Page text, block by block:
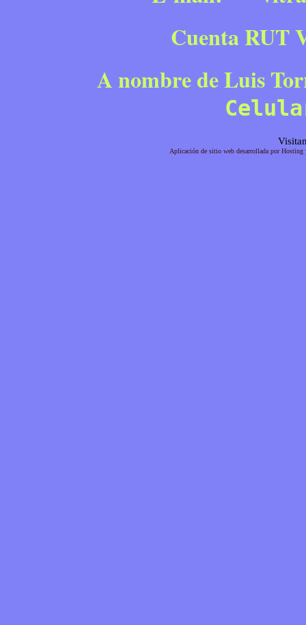
Cuenta RUT
A nombre de Luis
Aplicación de sitio web desarrollada por